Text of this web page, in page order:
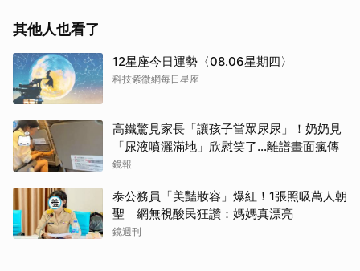
其他人也看了
12星座今日運勢〈08.06星期四〉
科技紫微網每日星座
高鐵驚見家長「讓孩子當眾尿尿」！奶奶見
「尿液噴灑滿地」欣慰笑了…離譜畫面瘋傳
鏡報
泰公務員「美豔妝容」爆紅！1張照吸萬人朝
聖 網無視酸民狂讚：媽媽真漂亮
鏡週刊